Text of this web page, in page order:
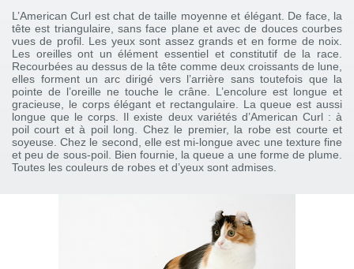
L’American Curl est chat de taille moyenne et élégant. De face, la
tête est triangulaire, sans face plane et avec de douces courbes
vues de profil. Les yeux sont assez grands et en forme de noix.
Les oreilles ont un élément essentiel et constitutif de la race.
Recourbées au dessus de la tête comme deux croissants de lune,
elles forment un arc dirigé vers l’arrière sans toutefois que la
pointe de l’oreille ne touche le crâne. L’encolure est longue et
gracieuse, le corps élégant et rectangulaire. La queue est aussi
longue que le corps. Il existe deux variétés d’American Curl : à
poil court et à poil long. Chez le premier, la robe est courte et
soyeuse. Chez le second, elle est mi-longue avec une texture fine
et peu de sous-poil. Bien fournie, la queue a une forme de plume.
Toutes les couleurs de robes et d’yeux sont admises.